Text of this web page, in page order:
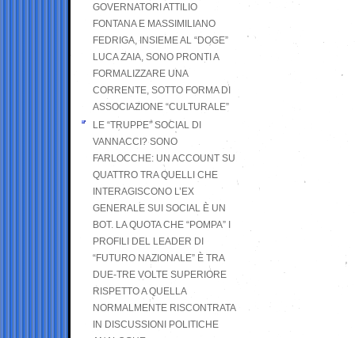
GOVERNATORI ATTILIO
FONTANA E MASSIMILIANO
FEDRIGA, INSIEME AL “DOGE”
LUCA ZAIA, SONO PRONTI A
FORMALIZZARE UNA
CORRENTE, SOTTO FORMA DI
ASSOCIAZIONE “CULTURALE”
LE “TRUPPE” SOCIAL DI
VANNACCI? SONO
FARLOCCHE: UN ACCOUNT SU
QUATTRO TRA QUELLI CHE
INTERAGISCONO L’EX
GENERALE SUI SOCIAL È UN
BOT. LA QUOTA CHE “POMPA” I
PROFILI DEL LEADER DI
“FUTURO NAZIONALE” È TRA
DUE-TRE VOLTE SUPERIORE
RISPETTO A QUELLA
NORMALMENTE RISCONTRATA
IN DISCUSSIONI POLITICHE